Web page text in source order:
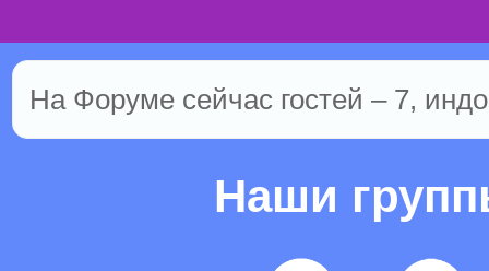
На Форуме сейчас гостей – 7,
Наши